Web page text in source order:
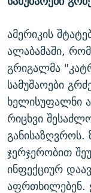
ᲒᲐᲜᲙᲘᲗᲮᲕᲘᲡ ᲓᲦᲔ
ᲓᲘᲚᲘᲡ ᲡᲐᲣᲑᲠᲔᲑᲘ
ᲛᲝᲚᲐᲞᲐᲠᲐᲙᲔ
ᲨᲘᲜ - ᲣᲪᲮᲝᲔᲗᲨᲘ
ᲚᲘᲢᲔᲠᲐᲢᲣᲠᲣᲚᲘ
ᲐᲛᲔᲠᲘᲙᲣᲚᲘ
ᲘᲛᲞᲔᲠᲘᲐ ᲓᲐ
ᲣᲙᲠᲐᲘᲜᲐᲨᲘ
ᲩᲔᲛᲘ ᲡᲘᲙᲕᲓᲘᲚᲘᲡ
11 ᲬᲔᲚᲘ - 11
ᲡᲐᲞᲐᲠᲚᲐᲛᲔᲜᲢᲝ
ᲑᲐᲕᲨᲕᲔᲑᲘ
5 ᲐᲛᲑᲐᲕᲘ - 20
ᲐᲒᲕᲘᲡᲢᲝᲡ ᲝᲛᲘ
ПРИВЕТ
ЭХО КАВКАЗА
ᲒᲐᲛᲝᲘᲬᲔᲠᲔ
რთე/რთ-ის
ამერიკის
ალაბამაში,
გრიგალმა
სამუშაოები
ხელისუფალნი
რიცხვი
განისაზღვროს.
ჯერჯერობით
ინფექციურ